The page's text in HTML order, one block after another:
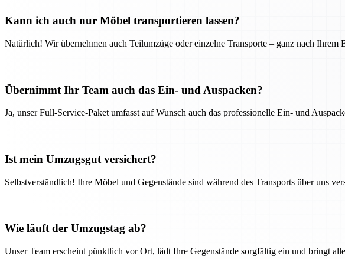
Kann ich auch nur Möbel transportieren lassen?
Natürlich! Wir übernehmen auch Teilumzüge oder einzelne Transporte – ganz nach Ihrem
Übernimmt Ihr Team auch das Ein- und Auspacken?
Ja, unser Full-Service-Paket umfasst auf Wunsch auch das professionelle Ein- und
Ist mein Umzugsgut versichert?
Selbstverständlich! Ihre Möbel und Gegenstände sind während des Transports über uns
Wie läuft der Umzugstag ab?
Unser Team erscheint pünktlich vor Ort, lädt Ihre Gegenstände sorgfältig ein und bringt